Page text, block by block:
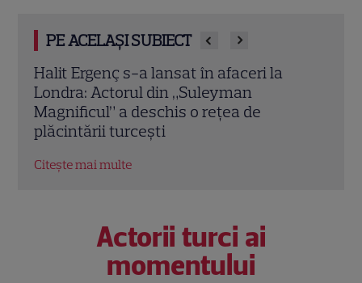
PE ACELAȘI SUBIECT
O mai ții minte pe mama lui Stifler din
„American Pie”? Jennifer Coolidge, la 64
de ani, dezvăluie greșeala pe care o
regretă și astăzi
Citește mai multe
Actorii turci ai
momentului